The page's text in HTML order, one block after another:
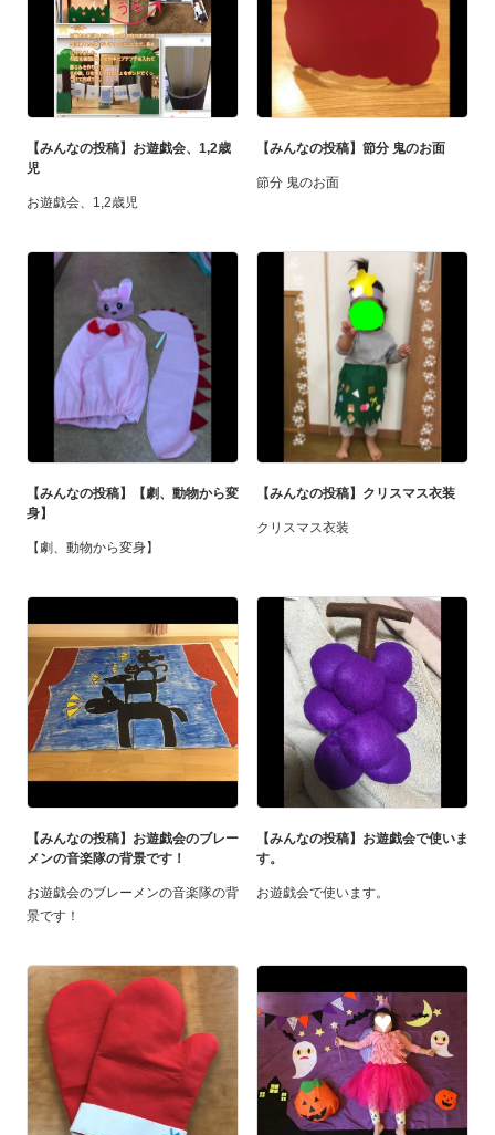
【みんなの投稿】お遊戯会、1,2歳
児
お遊戯会、1,2歳児
【みんなの投稿】節分 鬼のお面
節分 鬼のお面
【みんなの投稿】【劇、動物から変
身】
【劇、動物から変身】
【みんなの投稿】クリスマス衣装
クリスマス衣装
【みんなの投稿】お遊戯会のブレー
メンの音楽隊の背景です！
お遊戯会のブレーメンの音楽隊の背
景です！
【みんなの投稿】お遊戯会で使いま
す。
お遊戯会で使います。